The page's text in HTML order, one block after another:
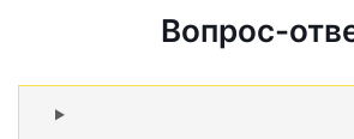
Вопрос-